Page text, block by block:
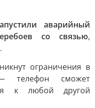
аварийный
со связью,
ограничения в
телефон сможет
к любой другой